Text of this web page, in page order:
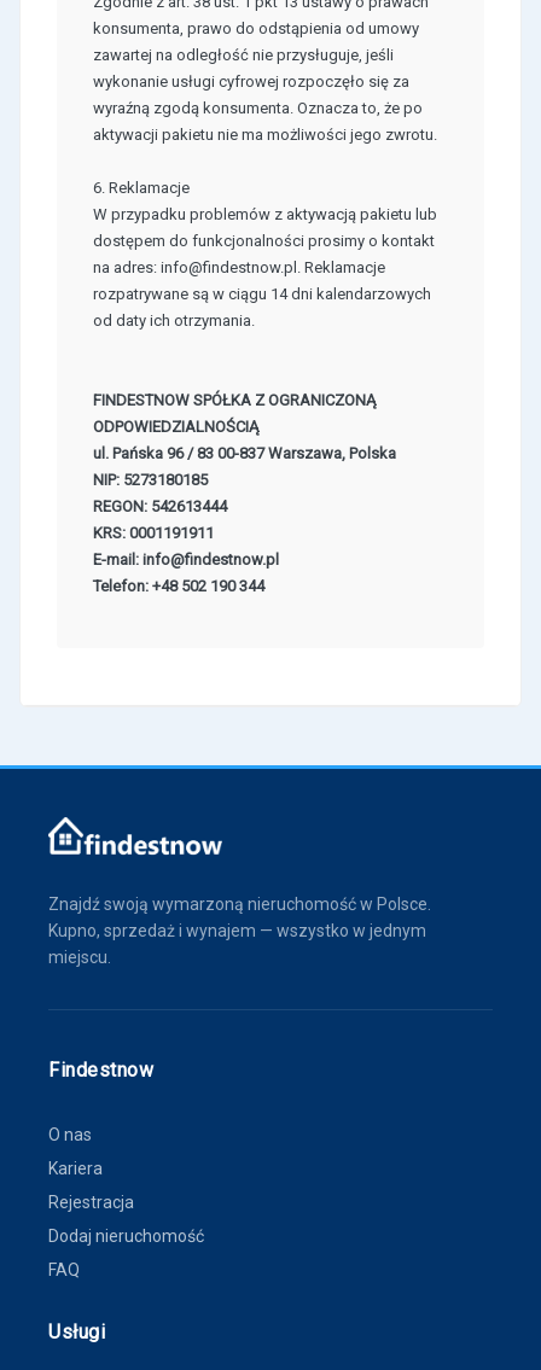
konsumenta, prawo do odstąpienia od umowy
zawartej na odległość nie przysługuje, jeśli
wykonanie usługi cyfrowej rozpoczęło się za
wyraźną zgodą konsumenta. Oznacza to, że po
aktywacji pakietu nie ma możliwości jego zwrotu.
6. Reklamacje
W przypadku problemów z aktywacją pakietu lub
dostępem do funkcjonalności prosimy o kontakt
na adres: info@findestnow.pl. Reklamacje
rozpatrywane są w ciągu 14 dni kalendarzowych
od daty ich otrzymania.
FINDESTNOW SPÓŁKA Z OGRANICZONĄ
ODPOWIEDZIALNOŚCIĄ
ul. Pańska 96 / 83 00-837 Warszawa, Polska
NIP: 5273180185
REGON: 542613444
KRS: 0001191911
E-mail: info@findestnow.pl
Telefon: +48 502 190 344
Znajdź swoją wymarzoną nieruchomość w Polsce.
Kupno, sprzedaż i wynajem — wszystko w jednym
miejscu.
Findestnow
O nas
Kariera
Rejestracja
Dodaj nieruchomość
FAQ
Usługi